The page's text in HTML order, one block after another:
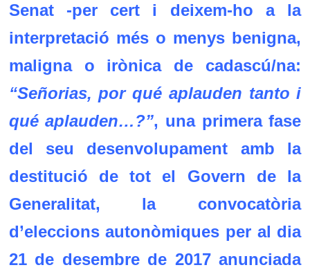
Senat -per cert i deixem-ho a la
interpretació més o menys benigna,
maligna o irònica de cadascú/na:
“Señorias, por qué aplauden tanto i
qué aplauden…?”, una primera fase
del seu desenvolupament amb la
destitució de tot el Govern de la
Generalitat, la convocatòria
d’eleccions autonòmiques per al dia
21 de desembre de 2017 anunciada